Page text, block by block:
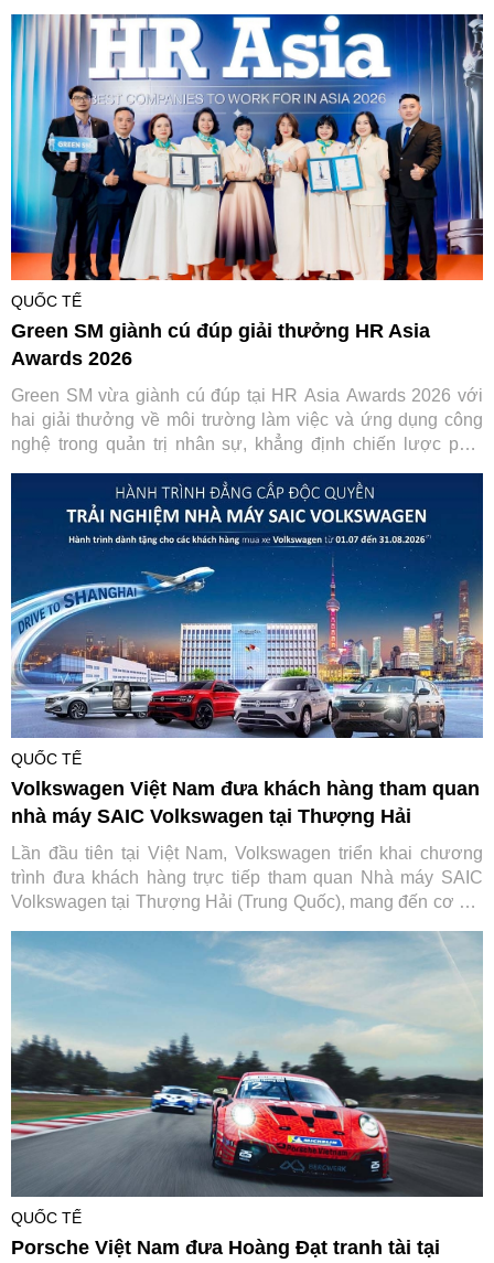
Nam trở thành trung tâm dịch vụ kỹ thuật ô tô của toàn khu
vực.
QUỐC TẾ
Green SM giành cú đúp giải thưởng HR Asia
Awards 2026
Green SM vừa giành cú đúp tại HR Asia Awards 2026 với
hai giải thưởng về môi trường làm việc và ứng dụng công
nghệ trong quản trị nhân sự, khẳng định chiến lược phát
QUỐC TẾ
Volkswagen Việt Nam đưa khách hàng tham quan
nhà máy SAIC Volkswagen tại Thượng Hải
Lần đầu tiên tại Việt Nam, Volkswagen triển khai chương
trình đưa khách hàng trực tiếp tham quan Nhà máy SAIC
Volkswagen tại Thượng Hải (Trung Quốc), mang đến cơ hội
sau mỗi chiếc xe của thương hiệu Đức.
QUỐC TẾ
Porsche Việt Nam đưa Hoàng Đạt tranh tài tại